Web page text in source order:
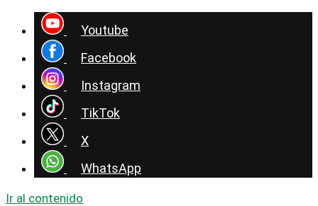
Youtube
Facebook
Instagram
TikTok
X
WhatsApp
Ir al contenido